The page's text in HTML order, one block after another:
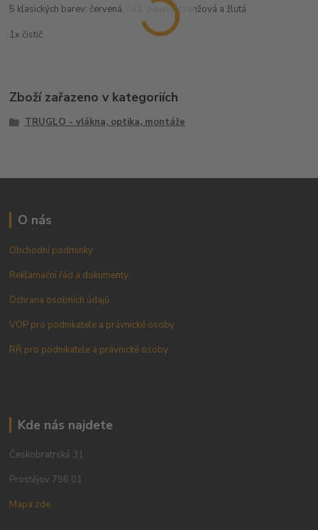
5 klasických barev: červená, bílá, zelená, oranžová a žlutá
1x čistič
Zboží zařazeno v kategoriích
TRUGLO - vlákna, optika, montáže
O nás
Obchodní podmínky
Reklamační řád a dokumenty
Ochrana osobních údajů
VOP pro podnikatele a právnické osoby
RŘ pro podnikatele a právnické osoby
Kde nás najdete
Českobratrská 31
Prostějov 796 01
Mapa zde